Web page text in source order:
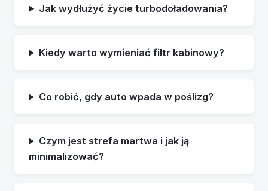
Jak wydłużyć życie turbodoładowania?
Kiedy warto wymieniać filtr kabinowy?
Co robić, gdy auto wpada w poślizg?
Czym jest strefa martwa i jak ją
minimalizować?